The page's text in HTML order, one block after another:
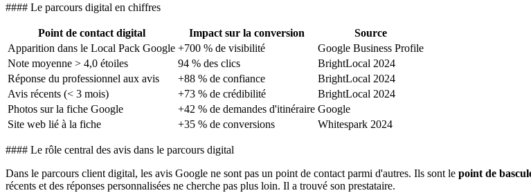
#### Le parcours digital en chiffres
Point de contact digital Impact sur la conversion
Source
Apparition dans le Local Pack Google +700 % de visibilité
Google Business Profile
Note moyenne > 4,0 étoiles
94 % des clics
BrightLocal 2024
Réponse du professionnel aux avis
+88 % de confiance
BrightLocal 2024
Avis récents (< 3 mois)
+73 % de crédibilité
BrightLocal 2024
Photos sur la fiche Google
+42 % de demandes d'itinéraire Google
Site web lié à la fiche
+35 % de conversions Whitespark 2024
#### Le rôle central des avis dans le parcours digital
Dans le parcours client digital, les avis Google ne sont pas un point de contact parmi d'autres. Ils sont le point de
récents et des réponses personnalisées ne cherche pas plus loin. Il a trouvé son prestataire.